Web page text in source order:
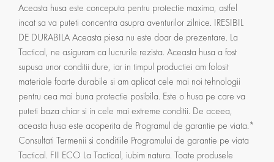
Aceasta husa este conceputa pentru protectie maxima, astfel
incat sa va puteti concentra asupra aventurilor zilnice. IRESIBIL
DE DURABILA Aceasta piesa nu este doar de prezentare. La
Tactical, ne asiguram ca lucrurile rezista. Aceasta husa a fost
supusa unor conditii dure, iar in timpul productiei am folosit
materiale foarte durabile si am aplicat cele mai noi tehnologii
pentru cea mai buna protectie posibila. Este o husa pe care va
puteti baza chiar si in cele mai extreme conditii. De aceea,
aceasta husa este acoperita de Programul de garantie pe viata.*
Consultati Termenii si conditiile Programului de garantie pe viata
Tactical. FII ECO La Tactical, iubim natura. Toate produsele